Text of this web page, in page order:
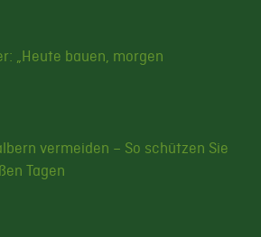
„Heute bauen, morgen
vermeiden – So schützen Sie
Tagen